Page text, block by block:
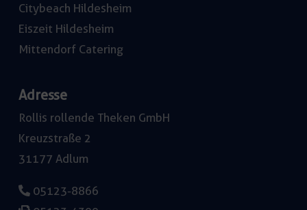
Citybeach Hildesheim
Eiszeit Hildesheim
Mittendorf Catering
Adresse
Rollis rollende Theken GmbH
Kreuzstraße 2
31177 Adlum
05123-8866